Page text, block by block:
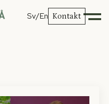
Sv/En Kontakt